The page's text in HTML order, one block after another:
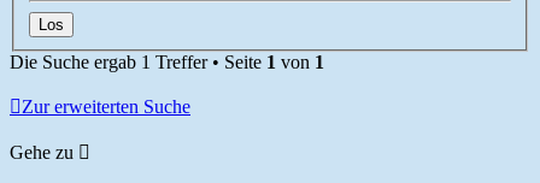
Die Suche ergab 1 Treffer • Seite 1 von 1
Zur erweiterten Suche
Gehe zu